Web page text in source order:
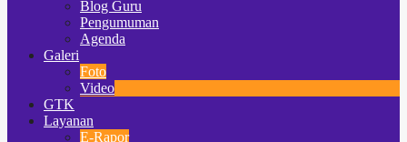
Blog Guru
Pengumuman
Agenda
Galeri
Foto
Video
GTK
Layanan
E-Rapor